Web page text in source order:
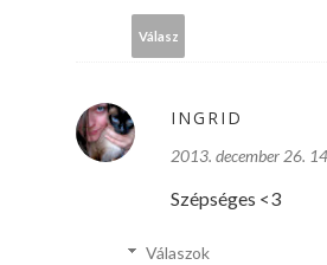
Válasz
INGRID
2013. december 26.
Szépséges <3
Válaszok